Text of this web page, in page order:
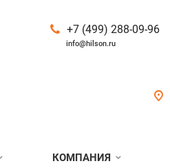
+7 (499) 288-09-96
info@hilson.ru
КОМПАНИЯ